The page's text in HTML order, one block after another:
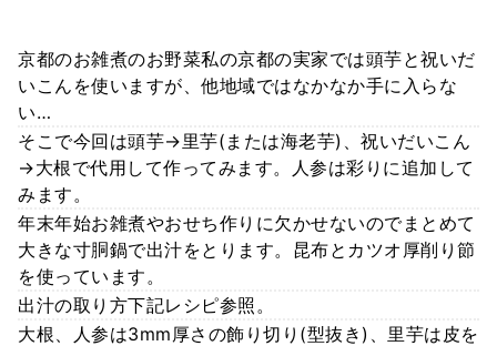
京都のお雑煮のお野菜私の京都の実家では頭芋と祝いだ
いこんを使いますが、他地域ではなかなか手に入らな
い…
そこで今回は頭芋→里芋(または海老芋)、祝いだいこん
→大根で代用して作ってみます。人参は彩りに追加して
みます。
年末年始お雑煮やおせち作りに欠かせないのでまとめて
大きな寸胴鍋で出汁をとります。昆布とカツオ厚削り節
を使っています。
出汁の取り方下記レシピ参照。
大根、人参は3mm厚さの飾り切り(型抜き)、里芋は皮を